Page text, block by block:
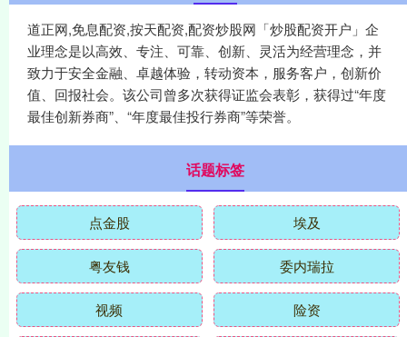
道正网,免息配资,按天配资,配资炒股网「炒股配资开户」企
业理念是以高效、专注、可靠、创新、灵活为经营理念，并
致力于安全金融、卓越体验，转动资本，服务客户，创新价
值、回报社会。该公司曾多次获得证监会表彰，获得过“年度
最佳创新券商”、“年度最佳投行券商”等荣誉。
话题标签
点金股 埃及
粤友钱 委内瑞拉
视频 险资